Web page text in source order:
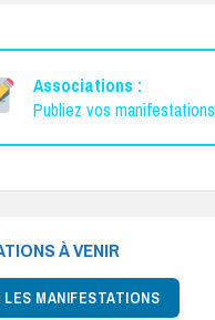
Associations :
Publiez vos manifestations
À VENIR
MANIFESTATIONS